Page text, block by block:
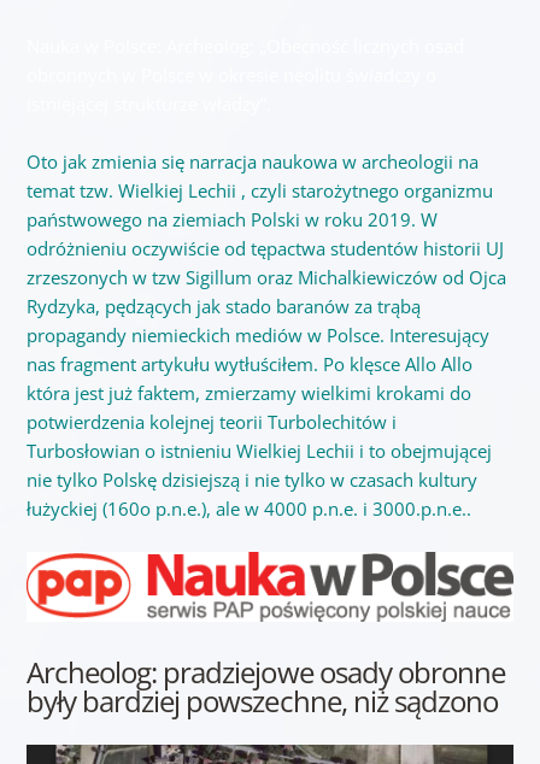
Oto jak zmienia się narracja naukowa w archeologii na
temat tzw. Wielkiej Lechii , czyli starożytnego organizmu
państwowego na ziemiach Polski w roku 2019. W
odróżnieniu oczywiście od tępactwa studentów historii UJ
zrzeszonych w tzw Sigillum oraz Michalkiewiczów od Ojca
Rydzyka, pędzących jak stado baranów za trąbą
propagandy niemieckich mediów w Polsce. Interesujący
nas fragment artykułu wytłuściłem. Po klęsce Allo Allo
która jest już faktem, zmierzamy wielkimi krokami do
potwierdzenia kolejnej teorii Turbolechitów i
Turbosłowian o istnieniu Wielkiej Lechii i to obejmującej
nie tylko Polskę dzisiejszą i nie tylko w czasach kultury
łużyckiej (160o p.n.e.), ale w 4000 p.n.e. i 3000.p.n.e..
Archeolog: pradziejowe osady obronne
były bardziej powszechne, niż sądzono